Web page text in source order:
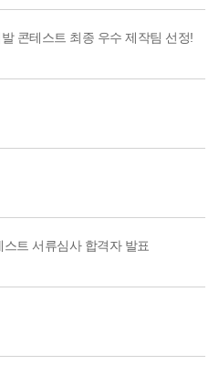
콘테스트 최종 우수 제작팀 선정!
트 서류심사 합격자 발표